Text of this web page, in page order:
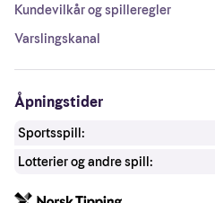
Kundevilkår og spilleregler
Varslingskanal
Åpningstider
Sportsspill:
Lotterier og andre spill: